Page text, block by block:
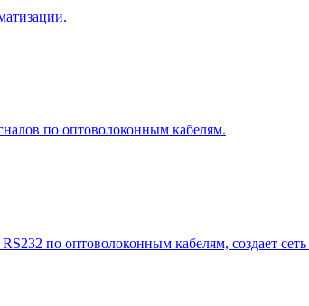
по оптоволоконным кабелям.
по оптоволоконным кабелям, создает сеть